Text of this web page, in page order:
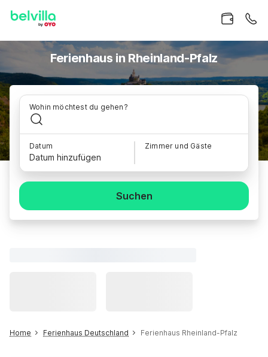
Ferienhaus in Rheinland-Pfalz
Wohin möchtest du gehen?
Datum
Datum hinzufügen
Zimmer und Gäste
Suchen
Home Ferienhaus Deutschland Ferienhaus Rheinland-Pfalz